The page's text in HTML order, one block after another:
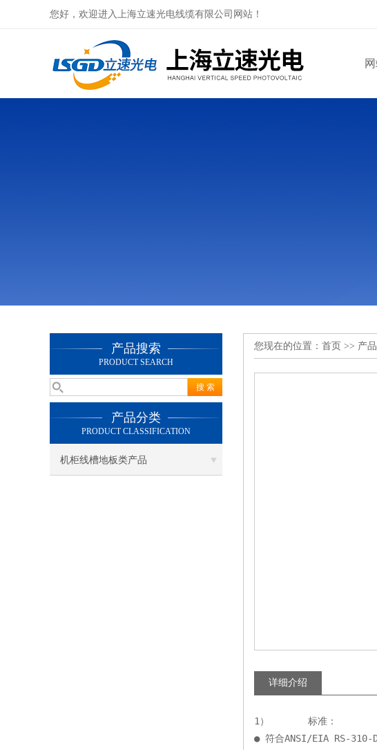
您好，欢迎进入上海立速光电线缆有限公司网站！
产品搜索
PRODUCT SEARCH
产品分类
PRODUCT CLASSIFICATION
机柜线槽地板类产品
您现在的位置： 首页 >> 产
详细介绍
1）       标准：
● 符合ANSI/EIA RS-310-D